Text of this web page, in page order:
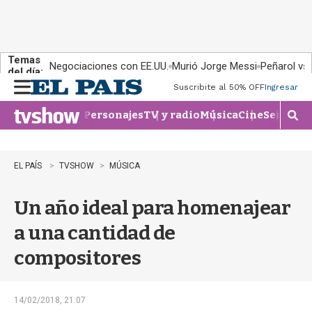
Temas
del día: Negociaciones con EE.UU. Murió Jorge Messi Peñarol
n
u
Suscribite al 50% OFFIngresar
PersonajesTV y radioMúsicaCineSeries
M
o
EL PAÍS TVSHOW MÚSICA
Un año ideal para homenajear
a una cantidad de
compositores
14/02/2018, 21:07